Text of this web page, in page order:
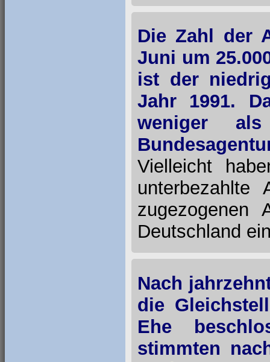
Die Zahl der
Juni um
ist der
Jahr 1991.
weniger
Vielleicht
unterbezahlte
zugezogenen
Deutschland
Nach
die
Ehe
stimmten